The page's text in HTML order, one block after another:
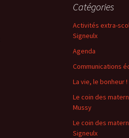
Catégories
Activités extra-
Signeulx
Agenda
Communications
La vie, le bonheur !
Le coin des
Mussy
Le coin des
Signeulx